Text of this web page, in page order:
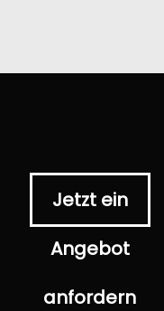
Jetzt ein
Angebot
anfordern